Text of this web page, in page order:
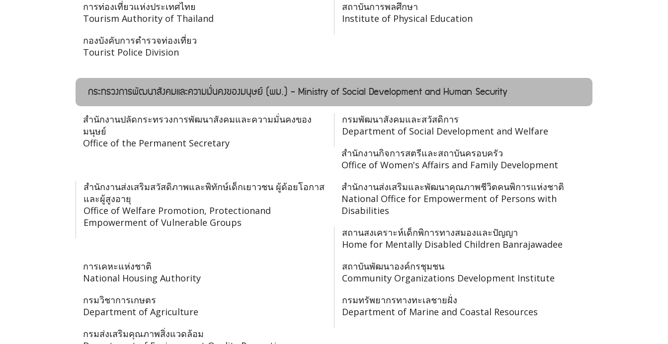
การท่องเที่ยวแห่งประเทศไทย
Tourism Authority of Thailand
สถาบันการพลศึกษา
Institute of Physical Education
กองบังคับการตำรวจท่องเที่ยว
Tourist Police Division
กระทรวงการพัฒนาสังคมและความมั่นคงของมนุษย์ (พม.) - Ministry of Social Development and Human Security
สำนักงานปลัดกระทรวงการพัฒนาสังคมและความมั่นคงของ
มนุษย์
Office of the Permanent Secretary
กรมพัฒนาสังคมและสวัสดิการ
Department of Social Development and Welfare
สำนักงานกิจการสตรีและสถาบันครอบครัว
Office of Women's Affairs and Family Development
สำนักงานส่งเสริมสวัสดิภาพและพิทักษ์เด็กเยาวชน ผู้ด้อยโอกาส
และผู้สูงอายุ
Office of Welfare Promotion, Protectionand
Empowerment of Vulnerable Groups
สำนักงานส่งเสริมและพัฒนาคุณภาพชีวิตคนพิการแห่งชาติ
National Office for Empowerment of Persons with
Disabilities
สถานสงเคราะห์เด็กพิการทางสมองและปัญญา
Home for Mentally Disabled Children Banrajawadee
การเคหะแห่งชาติ
National Housing Authority
สถาบันพัฒนาองค์กรชุมชน
Community Organizations Development Institute
กรมวิชาการเกษตร
Department of Agriculture
กรมทรัพยากรทางทะเลชายฝั่ง
Department of Marine and Coastal Resources
กรมส่งเสริมคุณภาพสิ่งแวดล้อม